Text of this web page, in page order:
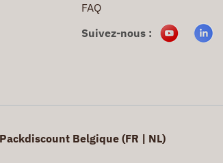
FAQ
Suivez-nous :
Packdiscount Belgique (FR | NL)